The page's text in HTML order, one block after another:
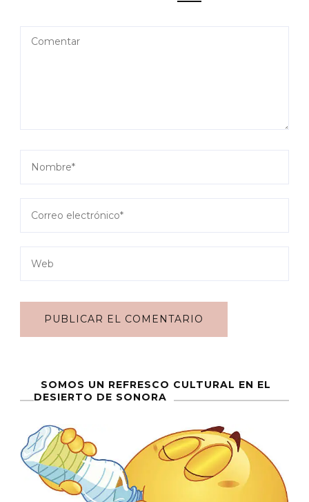
SOMOS UN REFRESCO CULTURAL EN EL
DESIERTO DE SONORA